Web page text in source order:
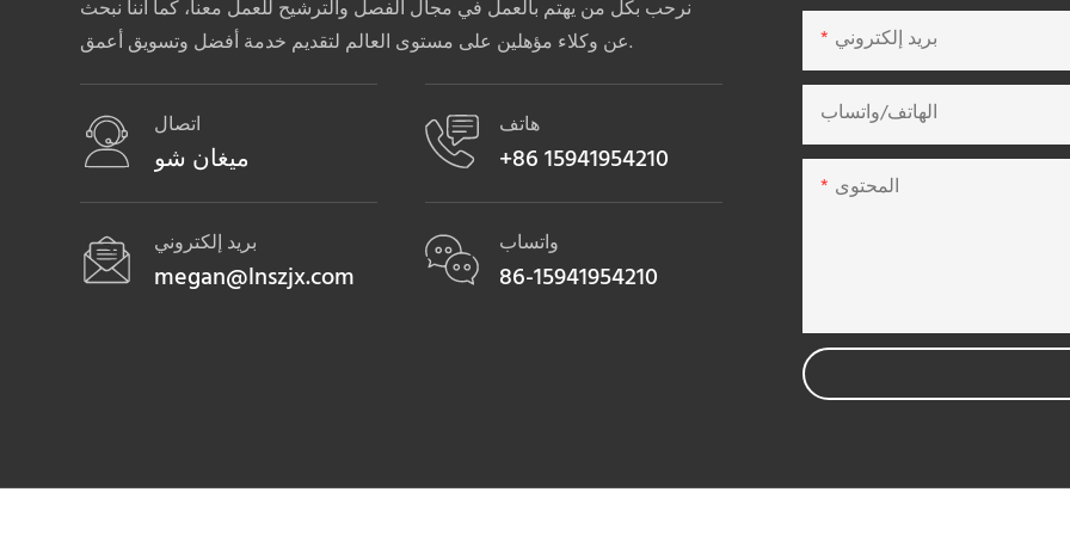
نرحب بكل من يهتم بالعمل في مجال الفصل والترشيح للعمل معنا، كما أننا نبحث
عن وكلاء مؤهلين على مستوى العالم لتقديم خدمة أفضل وتسويق أعمق.
اتصال
ميغان شو
هاتف
+86 15941954210
بريد إلكتروني
megan@lnszjx.com
واتساب
86-15941954210
بريد إلكتروني
الهاتف/واتساب
المحتوى